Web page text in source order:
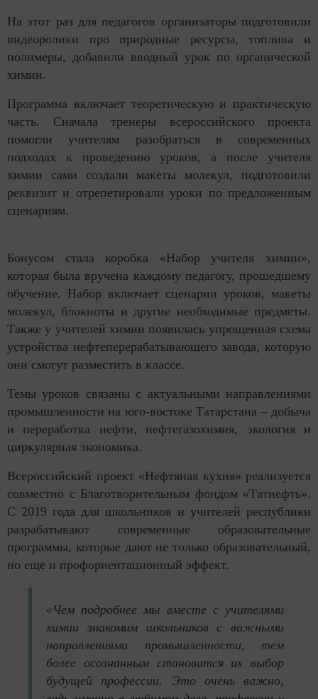
На этот раз для педагогов организаторы подготовили
видеоролики про природные ресурсы, топлива и
полимеры, добавили вводный урок по органической
химии.
Программа включает теоретическую и практическую
часть. Сначала тренеры всероссийского проекта
помогли учителям разобраться в современных
подходах к проведению уроков, а после учителя
химии сами создали макеты молекул, подготовили
реквизит и отрепетировали уроки по предложенным
сценариям.
Бонусом стала коробка «Набор учителя химии»,
которая была вручена каждому педагогу, прошедшему
обучение. Набор включает сценарии уроков, макеты
молекул, блокноты и другие необходимые предметы.
Также у учителей химии появилась упрощенная схема
устройства нефтеперерабатывающего завода, которую
они смогут разместить в классе.
Темы уроков связаны с актуальными направлениями
промышленности на юго-востоке Татарстана – добыча
и переработка нефти, нефтегазохимия, экология и
циркулярная экономика.
Всероссийский проект «Нефтяная кухня» реализуется
совместно с Благотворительным фондом «Татнефть».
С 2019 года для школьников и учителей республики
разрабатывают современные образовательные
программы, которые дают не только образовательный,
но еще и профориентационный эффект.
«Чем подробнее мы вместе с учителями
химии знакомим школьников с важными
направлениями промышленности, тем
более осознанным становится их выбор
будущей профессии. Это очень важно,